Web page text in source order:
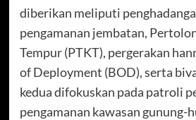
diberikan meliputi
pengamanan jembatan,
Tempur (PTKT), pergerakan
of Deployment (BOD), serta
kedua difokuskan pada patroli
pengamanan kawasan gunung-